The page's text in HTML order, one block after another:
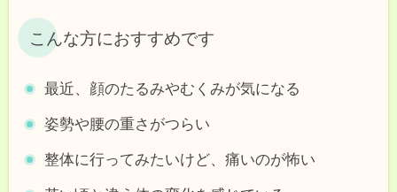
こんな方におすすめです
最近、顔のたるみやむくみが気になる
姿勢や腰の重さがつらい
整体に行ってみたいけど、痛いのが怖い